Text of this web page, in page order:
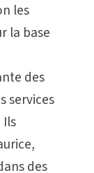
les
la base
des
services
Ils
des